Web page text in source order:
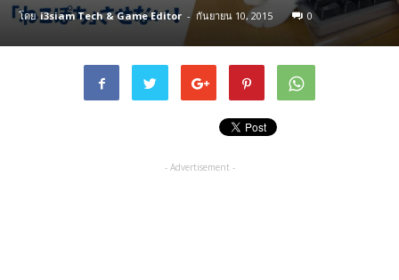
โดย i3siam Tech & Game Editor - กันยายน 10, 2015 0
- Advertisement -